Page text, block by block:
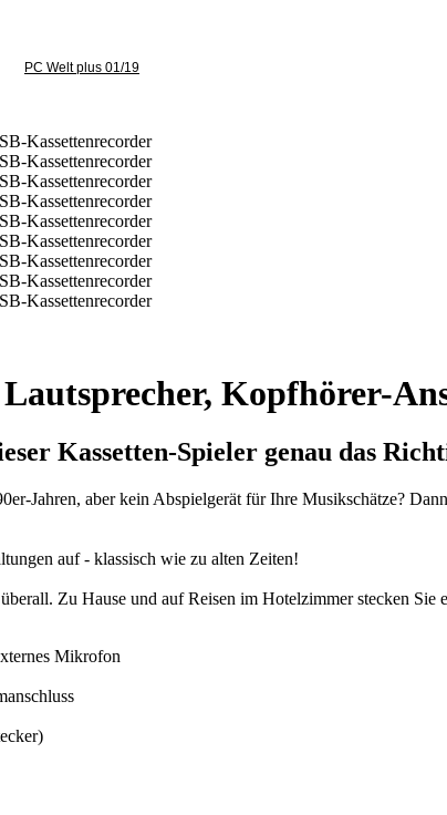
PC Welt plus 01/19
Kopfhörer-
Kassetten-Spieler genau das
Jahren, aber kein Abspielgerät für Ihre Musikschätze?
auf - klassisch wie zu alten Zeiten!
Zu Hause und auf Reisen im Hotelzimmer stecken Sie
Mikrofon